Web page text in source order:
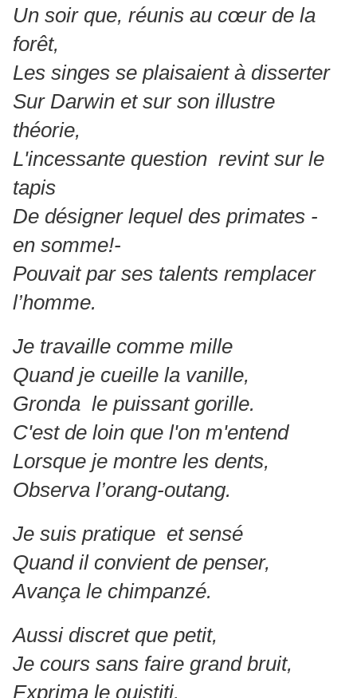
Un soir que, réunis au cœur de la
forêt,
Les singes se plaisaient à disserter
Sur Darwin et sur son illustre
théorie,
L'incessante question revint sur le
tapis
De désigner lequel des primates -
en somme!-
Pouvait par ses talents remplacer
l’homme.
Je travaille comme mille
Quand je cueille la vanille,
Gronda le puissant gorille.
C'est de loin que l'on m'entend
Lorsque je montre les dents,
Observa l’orang-outang.
Je suis pratique et sensé
Quand il convient de penser,
Avança le chimpanzé.
Aussi discret que petit,
Je cours sans faire grand bruit,
Exprima le ouistiti.